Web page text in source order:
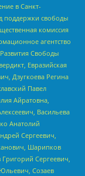
в Санкт-
поддержки свободы
комиссия
агентство
Свободы
Евразийская
Дзугкоева Регина
Павел
Айратовна,
Васильева
Анатолий
Сергеевич,
Шарипков
Сергеевич,
Созаев